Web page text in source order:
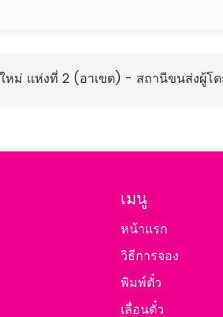
หม่ แห่งที่ 2 (อาเขต) - สถานีขนส่งผู้โ
เมนู
หน้าแรก
วิธีการจอง
พิมพ์ตั๋ว
เลื่อนตั๋ว